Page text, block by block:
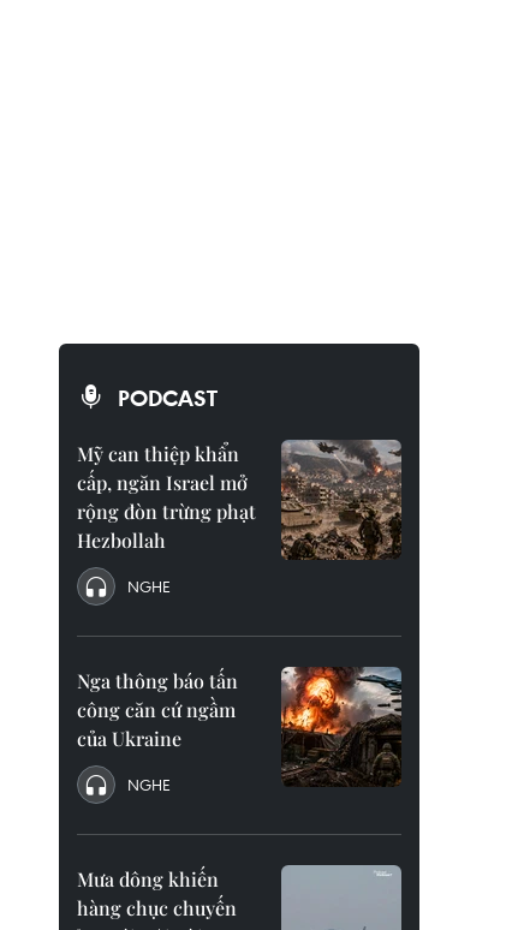
PODCAST
Mỹ can thiệp khẩn
cấp, ngăn Israel mở
rộng đòn trừng phạt
Hezbollah
NGHE
Nga thông báo tấn
công căn cứ ngầm
của Ukraine
NGHE
Mưa dông khiến
hàng chục chuyến